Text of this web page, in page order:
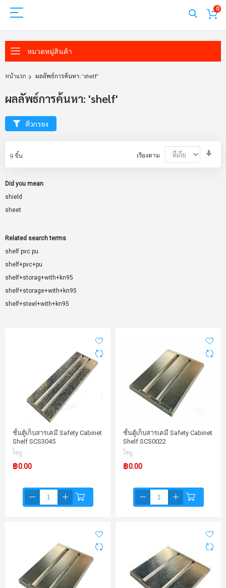
0
หมวดหมู่สินค้า
หน้าแรก ผลลัพธ์การค้นหา: 'shelf'
ผลลัพธ์การค้นหา: 'shelf'
9 ชิ้น เรียงตาม
Did you mean
shield
sheet
Related search terms
shelf pvc pu
shelf+pvc+pu
shelf+storag+with+kn95
shelf+storage+with+kn95
shelf+steel+with+kn95
ชั้นตู้เก็บสารเคมี Safety Cabinet
Shelf SCS3045
ไซยู
฿0.00
ชั้นตู้เก็บสารเคมี Safety Cabinet
Shelf SCS0022
ไซยู
฿0.00
ตัวกรอง